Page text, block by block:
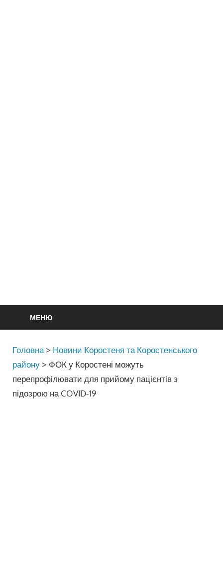
МЕНЮ
Головна > Новини Коростеня та Коростенського
району > ФОК у Коростені можуть
перепрофілювати для прийому пацієнтів з
підозрою на COVID-19